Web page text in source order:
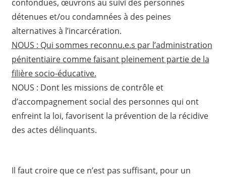
confondues, œuvrons au suivi des personnes
détenues et/ou condamnées à des peines
alternatives à l’incarcération.
NOUS : Qui sommes reconnu.e.s par l’administration
pénitentiaire comme faisant pleinement partie de la
filière socio-éducative.
NOUS : Dont les missions de contrôle et
d’accompagnement social des personnes qui ont
enfreint la loi, favorisent la prévention de la récidive
des actes délinquants.
Il faut croire que ce n’est pas suffisant, pour un